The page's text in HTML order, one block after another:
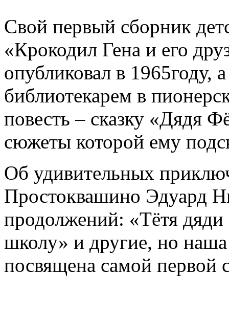
Свой первый сборник
«Крокодил Гена и его
опубликовал в 1965году,
библиотекарем в
повесть – сказку «Дядя
сюжеты которой ему
Об удивительных
Простоквашино Эдуард
продолжений: «Тётя
школу» и другие, но
посвящена самой первой